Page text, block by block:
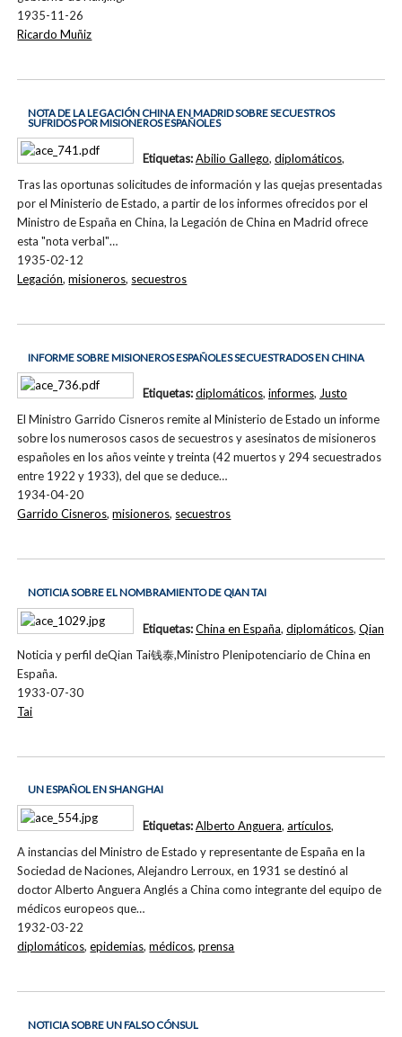
1935-11-26
Ricardo Muñiz
NOTA DE LA LEGACIÓN CHINA EN MADRID SOBRE SECUESTROS
SUFRIDOS POR MISIONEROS ESPAÑOLES
Tras las oportunas solicitudes de información y las quejas presentadas
por el Ministerio de Estado, a partir de los informes ofrecidos por el
Ministro de España en China, la Legación de China en Madrid ofrece
esta "nota verbal"…
1935-02-12
Etiquetas:Abilio Gallego, diplomáticos,
Legación,misioneros, secuestros
INFORME SOBRE MISIONEROS ESPAÑOLES SECUESTRADOS EN CHINA
El Ministro Garrido Cisneros remite al Ministerio de Estado un informe
sobre los numerosos casos de secuestros y asesinatos de misioneros
españoles en los años veinte y treinta (42 muertos y 294 secuestrados
entre 1922 y 1933), del que se deduce…
1934-04-20
Etiquetas:diplomáticos, informes, Justo
Garrido Cisneros,misioneros, secuestros
NOTICIA SOBRE EL NOMBRAMIENTO DE QIAN TAI
Noticia y perfil deQian Tai钱泰,Ministro Plenipotenciario de China en
España.
1933-07-30
Etiquetas:China en España, diplomáticos, Qian
Tai
UN ESPAÑOL EN SHANGHAI
A instancias del Ministro de Estado y representante de España en la
Sociedad de Naciones, Alejandro Lerroux, en 1931 se destinó al
doctor Alberto Anguera Anglés a China como integrante del equipo de
médicos europeos que…
1932-03-22
Etiquetas:Alberto Anguera, artículos,
diplomáticos,epidemias,médicos,prensa
NOTICIA SOBRE UN FALSO CÓNSUL